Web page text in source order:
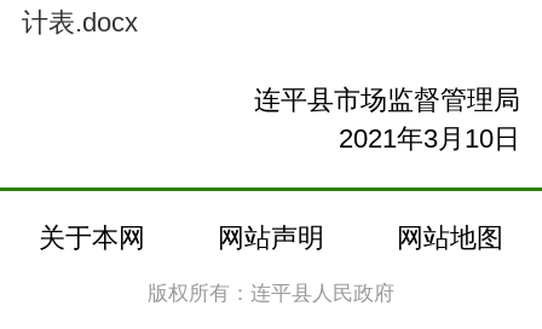
计表.docx
连平县市场监督管理局
2021年3月10日
关于本网 网站声明 网站地图
版权所有：连平县人民政府